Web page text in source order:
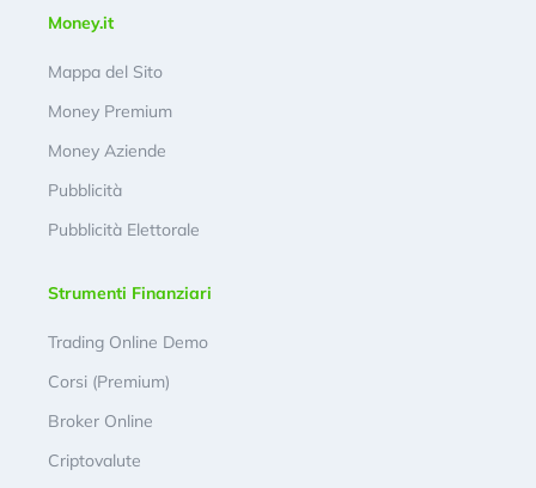
Money.it
Mappa del Sito
Money Premium
Money Aziende
Pubblicità
Pubblicità Elettorale
Strumenti Finanziari
Trading Online Demo
Corsi (Premium)
Broker Online
Criptovalute